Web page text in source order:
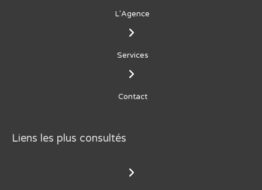
L'Agence
Services
Contact
Liens les plus consultés